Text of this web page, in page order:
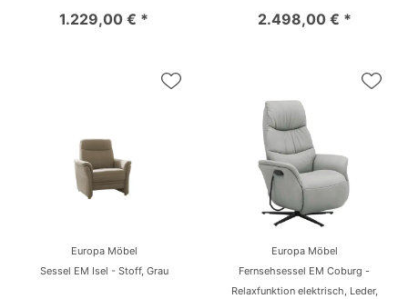
1.229,00 € * 2.498,00 € *
Europa Möbel
Sessel EM Isel - Stoff, Grau
Europa Möbel
Fernsehsessel EM Coburg -
Relaxfunktion elektrisch, Leder,